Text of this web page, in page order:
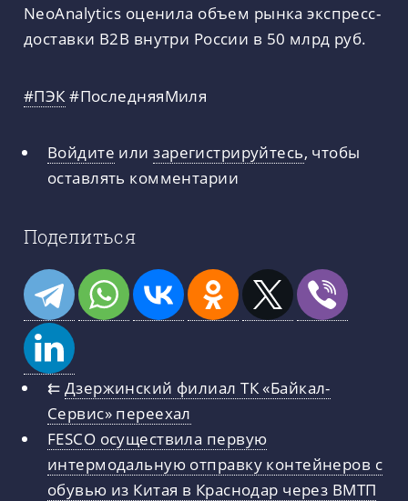
NeoAnalytics оценила объем рынка экспресс-
доставки В2В внутри России в 50 млрд руб.
#ПЭК #ПоследняяМиля
Войдите илизарегистрируйтесь, чтобы
оставлять комментарии
Поделиться
⇇ Дзержинский филиал ТК «Байкал-
Сервис» переехал
FESCO осуществила первую
интермодальную отправку контейнеров с
обувью из Китая в Краснодар через ВМТП